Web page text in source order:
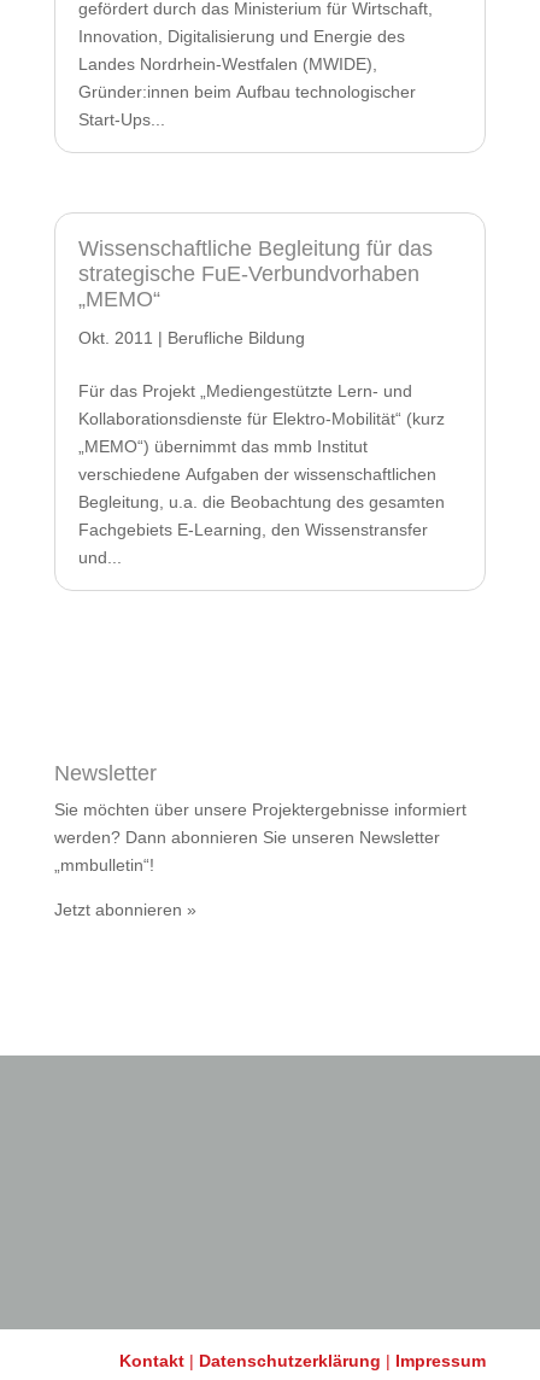
gefördert durch das Ministerium für Wirtschaft,
Innovation, Digitalisierung und Energie des
Landes Nordrhein-Westfalen (MWIDE),
Gründer:innen beim Aufbau technologischer
Start-Ups...
Wissenschaftliche Begleitung für das
strategische FuE-Verbundvorhaben
„MEMO“
Okt. 2011 | Berufliche Bildung
Für das Projekt „Mediengestützte Lern- und
Kollaborationsdienste für Elektro-Mobilität“ (kurz
„MEMO“) übernimmt das mmb Institut
verschiedene Aufgaben der wissenschaftlichen
Begleitung, u.a. die Beobachtung des gesamten
Fachgebiets E-Learning, den Wissenstransfer
und...
Newsletter
Sie möchten über unsere Projektergebnisse informiert
werden? Dann abonnieren Sie unseren Newsletter
„mmbulletin“!
Jetzt abonnieren »
Kontakt | Datenschutzerklärung | Impressum